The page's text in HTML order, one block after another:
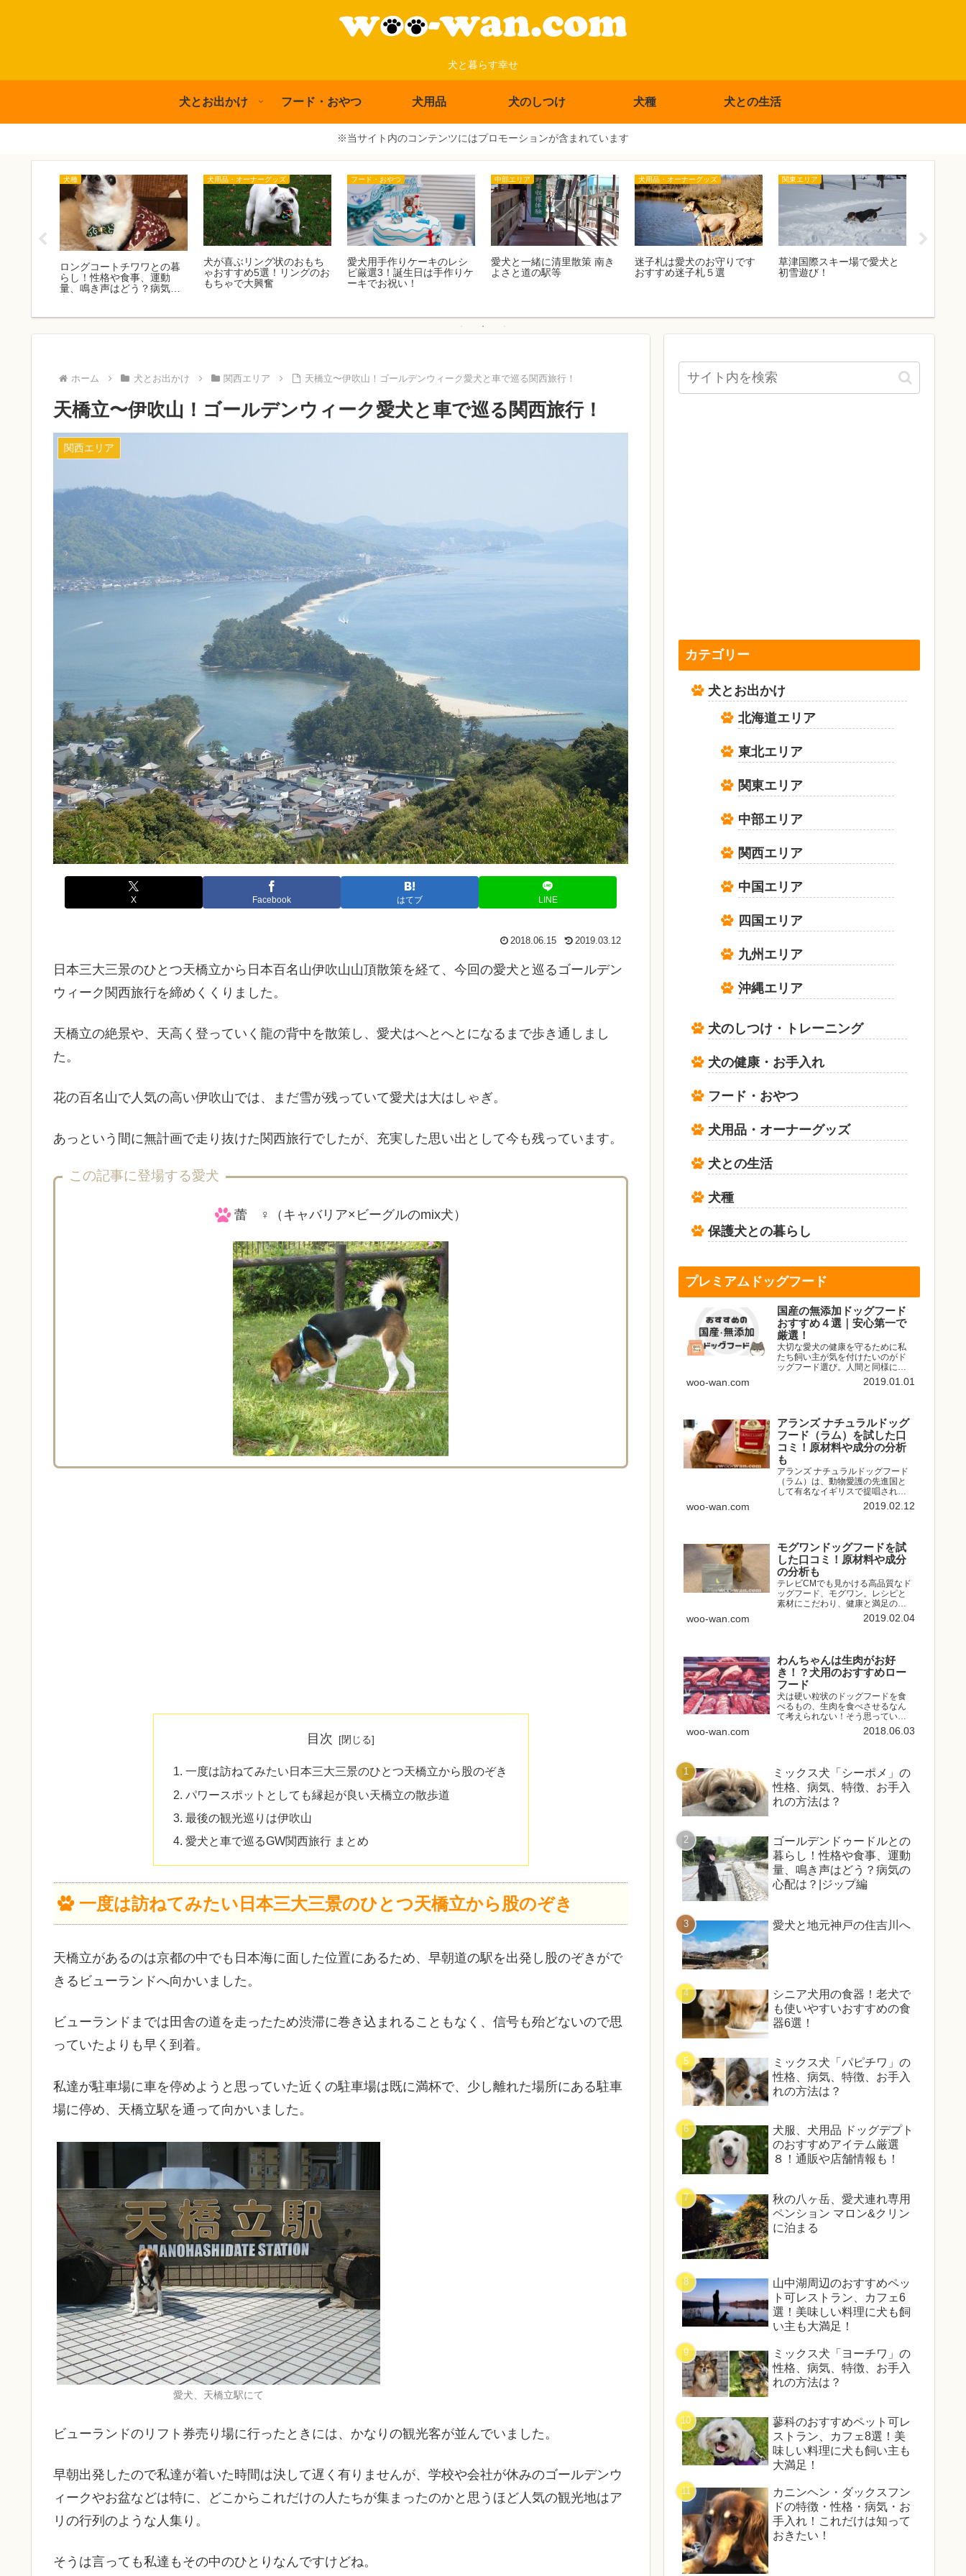
犬と暮らす幸せ
犬とお出かけ フード・おやつ 犬用品 犬のしつけ 犬種 犬との生活
※当サイト内のコンテンツにはプロモーションが含まれています
犬種
ロングコートチワワとの暮
らし！性格や食事、運動
量、鳴き声はどう？病気の
犬用品・オーナーグッズ
犬が喜ぶリング状のおもち
ゃおすすめ5選！リングのお
もちゃで大興奮
フード・おやつ
愛犬用手作りケーキのレシ
ピ厳選3！誕生日は手作りケ
ーキでお祝い！
中部エリア
愛犬と一緒に清里散策 南き
よさと道の駅等
犬用品・オーナーグッズ
迷子札は愛犬のお守りです
おすすめ迷子札５選
関東エリア
草津国際スキー場で愛犬と
初雪遊び！
ホーム 犬とお出かけ 関西エリア 天橋立〜伊吹山！ゴールデンウィーク愛犬と車で巡る関西旅行！
天橋立〜伊吹山！ゴールデンウィーク愛犬と車で巡る関西旅行！
関西エリア
X Facebook はてブ LINE
2018.06.15 2019.03.12
日本三大三景のひとつ天橋立から日本百名山伊吹山山頂散策を経て、今回の愛犬と巡るゴールデン
ウィーク関西旅行を締めくくりました。
天橋立の絶景や、天高く登っていく龍の背中を散策し、愛犬はへとへとになるまで歩き通しまし
た。
花の百名山で人気の高い伊吹山では、まだ雪が残っていて愛犬は大はしゃぎ。
あっという間に無計画で走り抜けた関西旅行でしたが、充実した思い出として今も残っています。
この記事に登場する愛犬
蕾 ♀（キャバリア×ビーグルのmix犬）
目次
一度は訪ねてみたい日本三大三景のひとつ天橋立から股のぞき
パワースポットとしても縁起が良い天橋立の散歩道
最後の観光巡りは伊吹山
愛犬と車で巡るGW関西旅行 まとめ
一度は訪ねてみたい日本三大三景のひとつ天橋立から股のぞき
天橋立があるのは京都の中でも日本海に面した位置にあるため、早朝道の駅を出発し股のぞきがで
きるビューランドへ向かいました。
ビューランドまでは田舎の道を走ったため渋滞に巻き込まれることもなく、信号も殆どないので思
っていたよりも早く到着。
私達が駐車場に車を停めようと思っていた近くの駐車場は既に満杯で、少し離れた場所にある駐車
場に停め、天橋立駅を通って向かいました。
愛犬、天橋立駅にて
ビューランドのリフト券売り場に行ったときには、かなりの観光客が並んでいました。
早朝出発したので私達が着いた時間は決して遅く有りませんが、学校や会社が休みのゴールデンウ
ィークやお盆などは特に、どこからこれだけの人たちが集まったのかと思うほど人気の観光地はア
リの行列のような人集り。
そうは言っても私達もその中のひとりなんですけどね。
カテゴリー
犬とお出かけ
北海道エリア
東北エリア
関東エリア
中部エリア
関西エリア
中国エリア
四国エリア
九州エリア
沖縄エリア
犬のしつけ・トレーニング
犬の健康・お手入れ
フード・おやつ
犬用品・オーナーグッズ
犬との生活
犬種
保護犬との暮らし
プレミアムドッグフード
国産の無添加ドッグフード
おすすめ４選｜安心第一で
厳選！
大切な愛犬の健康を守るために私
たち飼い主が気を付けたいのがド
ッグフード選び。人間と同様に愛
犬の体は食べたものからできてい
ます。品質の良くないドッグフー
愛犬のために安全な国産の無添加...
woo-wan.com 2019.01.01
アランズ ナチュラルドッグ
フード（ラム）を試した口
コミ！原材料や成分の分析
も
アランズ ナチュラルドッグフード
（ラム）は、動物愛護の先進国と
して有名なイギリスで提唱されて
いるナチュラルフィーディング
（自然給餌）という考え方に基づ
餌）とは簡単にいうと、すべての
犬...
woo-wan.com 2019.02.12
モグワンドッグフードを試
した口コミ！原材料や成分
の分析も
テレビCMでも見かける高品質なド
ッグフード、モグワン。レシピと
素材にこだわり、健康と満足の食
いつきを目指して作られたという
注目のドッグフードです。今回は
めてどんなドッグフードなのか...
woo-wan.com 2019.02.04
わんちゃんは生肉がお好
き！？犬用のおすすめロー
フード
犬は硬い粒状のドッグフードを食
べるもの、生肉を食べさせるなん
て考えられない！そう思っている
方は多いです。しかし、そもそも
犬は肉食、かつ雑食性の動物で、
ッグフードは、穀物や肉、野菜、...
woo-wan.com 2018.06.03
ミックス犬「シーポメ」の
性格、病気、特徴、お手入
れの方法は？
ゴールデンドゥードルとの
暮らし！性格や食事、運動
量、鳴き声はどう？病気の
心配は？|ジップ編
愛犬と地元神戸の住吉川へ
シニア犬用の食器！老犬で
も使いやすいおすすめの食
器6選！
ミックス犬「パピチワ」の
性格、病気、特徴、お手入
れの方法は？
犬服、犬用品 ドッグデプト
のおすすめアイテム厳選
８！通販や店舗情報も！
秋の八ヶ岳、愛犬連れ専用
ペンション マロン&クリン
に泊まる
山中湖周辺のおすすめペッ
ト可レストラン、カフェ6
選！美味しい料理に犬も飼
い主も大満足！
ミックス犬「ヨーチワ」の
性格、病気、特徴、お手入
れの方法は？
蓼科のおすすめペット可レ
ストラン、カフェ8選！美
味しい料理に犬も飼い主も
大満足！
カニンヘン・ダックスフン
ドの特徴・性格・病気・お
手入れ！これだけは知って
おきたい！